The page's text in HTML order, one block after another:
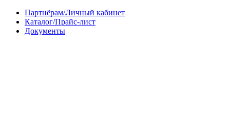
Партнёрам/Личный кабинет
Каталог/Прайс-лист
Документы